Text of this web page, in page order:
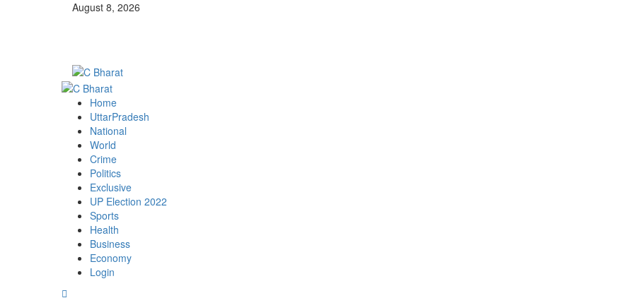
August 8, 2026
Primary
Menu
Home
UttarPradesh
National
World
Crime
Politics
Exclusive
UP Election 2022
Sports
Health
Business
Economy
Login